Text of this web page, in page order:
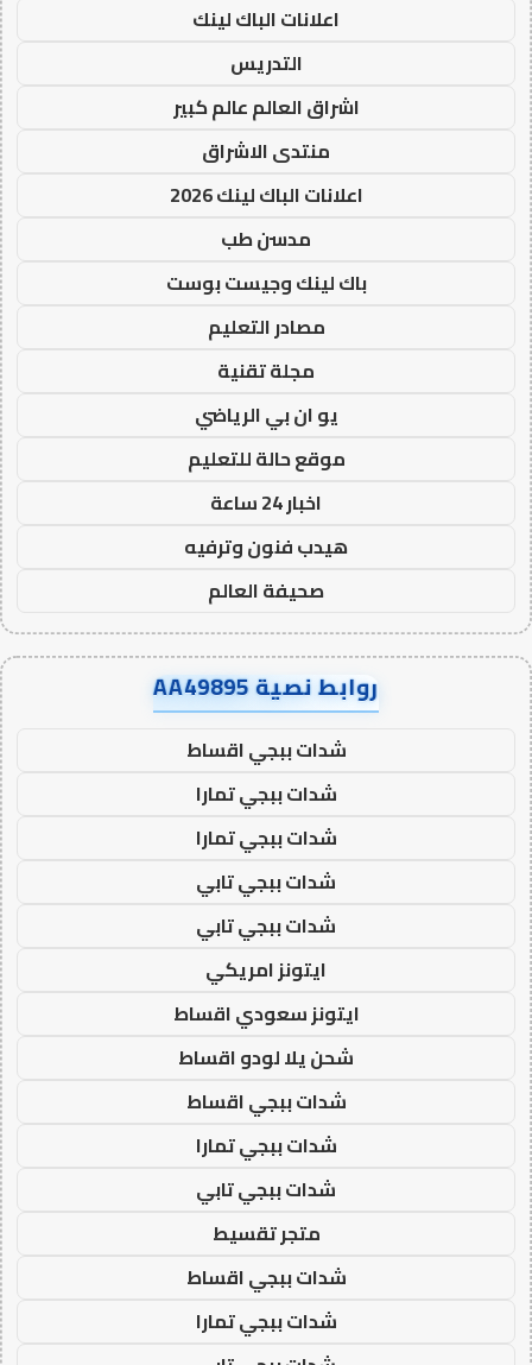
اعلانات الباك لينك
التدريس
اشراق العالم عالم كبير
منتدى الاشراق
اعلانات الباك لينك 2026
مدسن طب
باك لينك وجيست بوست
مصادر التعليم
مجلة تقنية
يو ان بي الرياضي
موقع حالة للتعليم
اخبار 24 ساعة
هيدب فنون وترفيه
صحيفة العالم
روابط نصية AA49895
شدات ببجي اقساط
شدات ببجي تمارا
شدات ببجي تمارا
شدات ببجي تابي
شدات ببجي تابي
ايتونز امريكي
ايتونز سعودي اقساط
شحن يلا لودو اقساط
شدات ببجي اقساط
شدات ببجي تمارا
شدات ببجي تابي
متجر تقسيط
شدات ببجي اقساط
شدات ببجي تمارا